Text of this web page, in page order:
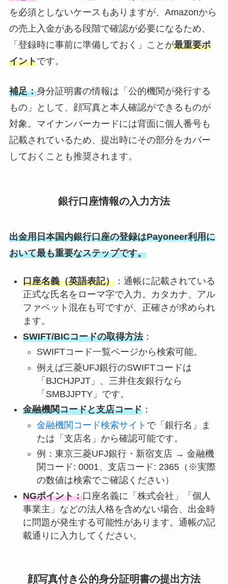
を必須としないケースもありますが、Amazonから
の売上入金がある段階で確認が必要になるため、
「登録時に事前に準備しておく」ことが最重要ポ
イントです。
補足：身分証明書の情報は「公的機関が発行する
もの」として、顔写真と本人確認ができるものが
対象。マイナンバーカードには背面に個人番号も
記載されているため、提出時にその部分をカバー
しておくことも推奨されます。
銀行口座情報の入力方法
出金用日本国内銀行口座の登録はPayoneer利用に
おいて最も重要なステップです。
口座名義（英語表記）：通帳に記載されている
正式な氏名をローマ字で入力。カタカナ、アル
ファベット混在も可ですが、正確さが求められ
ます。
SWIFT/BICコードの取得方法：
SWIFTコード一覧ページから検索可能。
例えば三菱UFJ銀行のSWIFTコードは
「BJCHJPJT」、三井住友銀行なら
「SMBJJPTY」です。
金融機関コードと支店コード：
金融機関コード検索サイト で「銀行名」ま
たは「支店名」から確認可能です。
例：東京三菱UFJ銀行・新宿支店 → 金融機
関コード: 0001、支店コード: 2365（※実際
の数値は検索でご確認ください）
NGポイント：口座名義に「株式会社」「個人
事業主」などの法人格を含めない場合、出金時
に問題が発生する可能性があります。通帳の記
載通りに入力してください。
顔写真付き公的身分証明書の提出方法